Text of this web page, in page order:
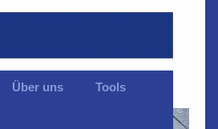
Über uns Tools